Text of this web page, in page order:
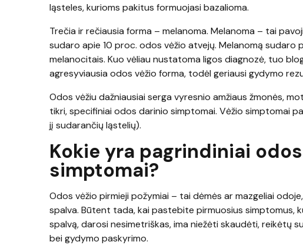
ląsteles, kurioms pakitus formuojasi bazalioma.
Trečia ir rečiausia forma – melanoma. Melanoma – tai
sudaro apie 10 proc. odos vėžio atvejų. Melanomą
melanocitais. Kuo vėliau nustatoma ligos diagnozė, tuo
agresyviausia odos vėžio forma, todėl geriausi gydymo
Odos vėžiu dažniausiai serga vyresnio amžiaus žmonės,
tikri, specifiniai odos darinio simptomai. Vėžio simptomai
jį sudarančių ląstelių).
Kokie yra pagrindiniai
simptomai?
Odos vėžio pirmieji požymiai – tai dėmės ar mazgeliai
spalva. Būtent tada, kai pastebite pirmuosius simptomus,
spalvą, darosi nesimetriškas, ima niežėti skaudėti, reikėtų
bei gydymo paskyrimo.